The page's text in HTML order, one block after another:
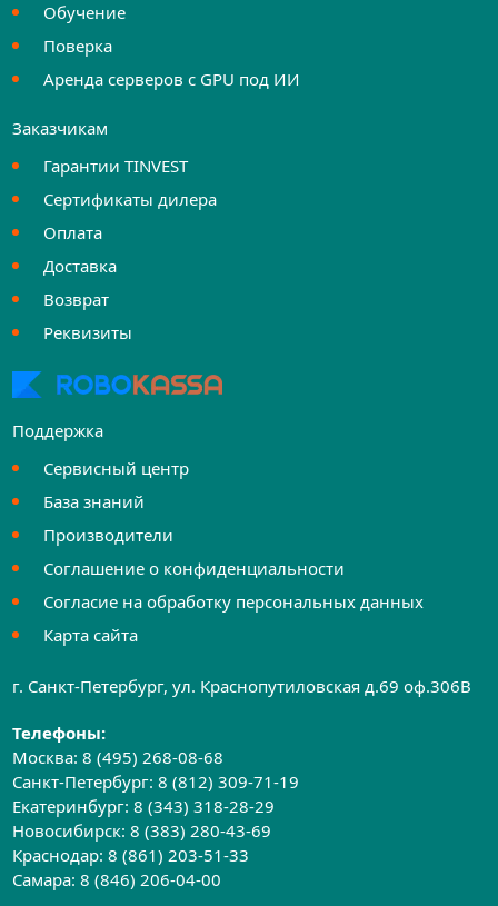
Обучение
Поверка
Аренда серверов с GPU под ИИ
Заказчикам
Гарантии TINVEST
Сертификаты дилера
Оплата
Доставка
Возврат
Реквизиты
Поддержка
Сервисный центр
База знаний
Производители
Соглашение о конфиденциальности
Согласие на обработку персональных данных
Карта сайта
г. Санкт-Петербург, ул. Краснопутиловская д.69 оф.306B
Телефоны:
Москва:8 (495) 268-08-68
Санкт-Петербург:8 (812) 309-71-19
Екатеринбург:8 (343) 318-28-29
Новосибирск:8 (383) 280-43-69
Краснодар:8 (861) 203-51-33
Самара:8 (846) 206-04-00